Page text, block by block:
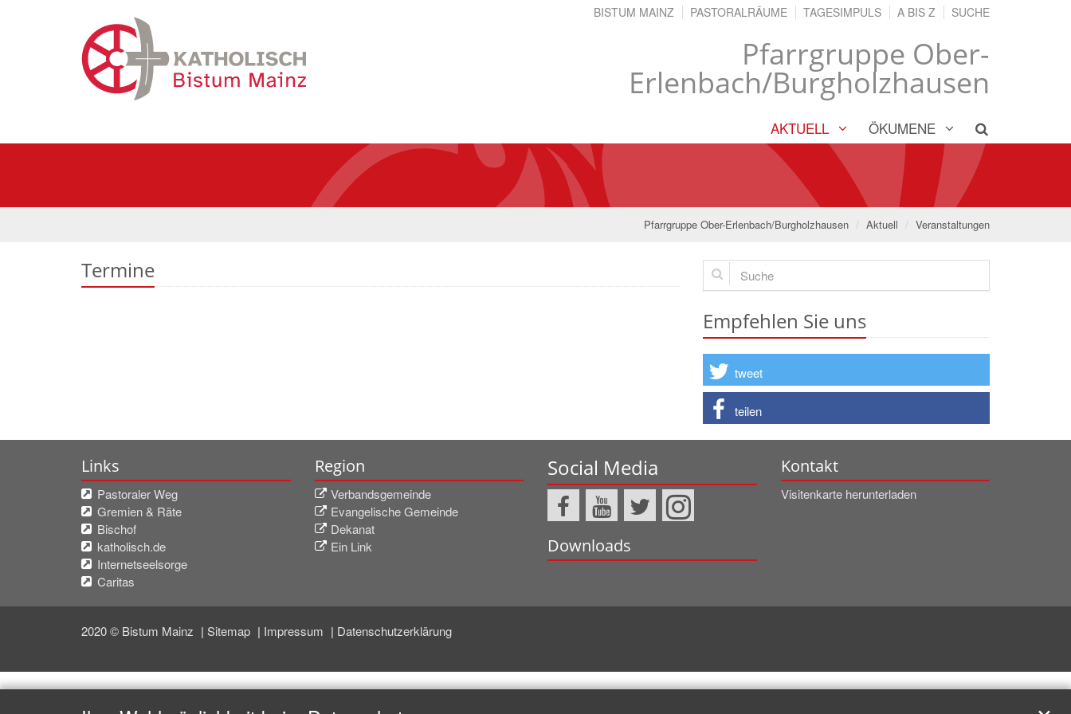
Pfarrgruppe Ober-
Erlenbach/Burgholzhausen
BISTUM MAINZ PASTORALRÄUME TAGESIMPULS A BIS Z SUCHE
AKTUELL ÖKUMENE
Pfarrgruppe Ober-Erlenbach/Burgholzhausen Aktuell Veranstaltungen
Termine Suche
Empfehlen Sie uns
tweet
teilen
Links
Pastoraler Weg
Gremien & Räte
Bischof
katholisch.de
Internetseelsorge
Caritas
Region
Verbandsgemeinde
Evangelische Gemeinde
Dekanat
Ein Link
Social Media
Downloads
Kontakt
Visitenkarte herunterladen
2020 © Bistum Mainz Sitemap Impressum Datenschutzerklärung